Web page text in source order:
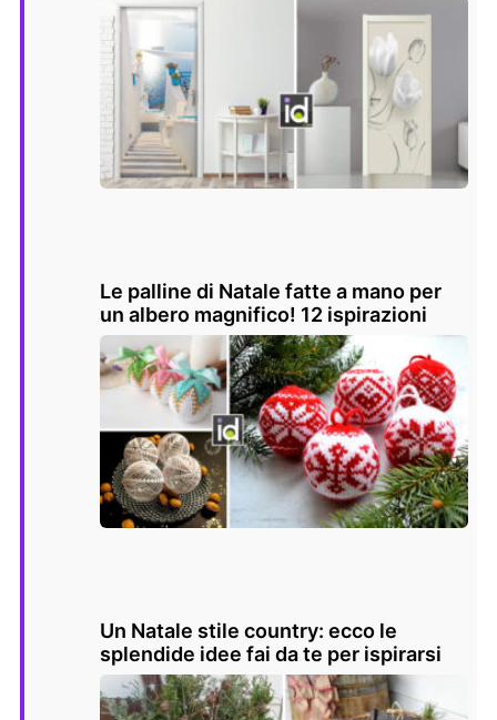
Le palline di Natale fatte a mano per
un albero magnifico! 12 ispirazioni
Un Natale stile country: ecco le
splendide idee fai da te per ispirarsi